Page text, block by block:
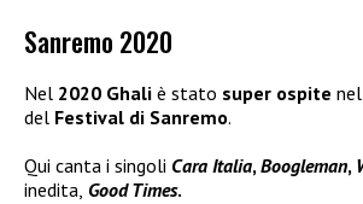
Sanremo 2020
Nel 2020 Ghali è stato super ospite
del Festival di Sanremo.
Qui canta i singoli Cara Italia,Boogleman,
inedita, Good Times.